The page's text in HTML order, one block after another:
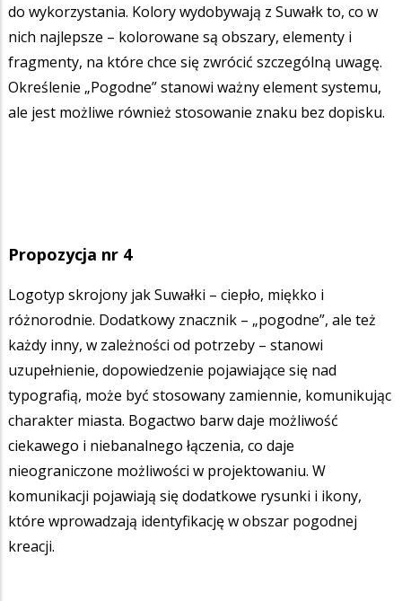
do wykorzystania. Kolory wydobywają z Suwałk to, co w
nich najlepsze – kolorowane są obszary, elementy i
fragmenty, na które chce się zwrócić szczególną uwagę.
Określenie „Pogodne” stanowi ważny element systemu,
ale jest możliwe również stosowanie znaku bez dopisku.
Propozycja nr 4
Logotyp skrojony jak Suwałki – ciepło, miękko i
różnorodnie. Dodatkowy znacznik – „pogodne”, ale też
każdy inny, w zależności od potrzeby – stanowi
uzupełnienie, dopowiedzenie pojawiające się nad
typografią, może być stosowany zamiennie, komunikując
charakter miasta. Bogactwo barw daje możliwość
ciekawego i niebanalnego łączenia, co daje
nieograniczone możliwości w projektowaniu. W
komunikacji pojawiają się dodatkowe rysunki i ikony,
które wprowadzają identyfikację w obszar pogodnej
kreacji.